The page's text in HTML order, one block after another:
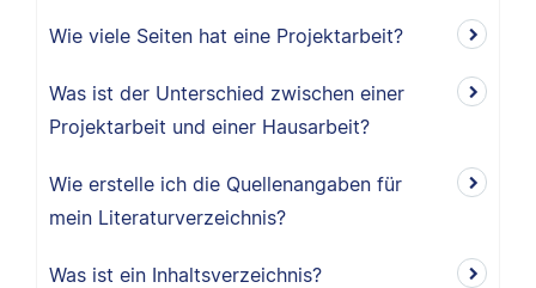
Wie viele Seiten hat eine Projektarbeit?
Was ist der Unterschied zwischen einer
Projektarbeit und einer Hausarbeit?
Wie erstelle ich die Quellenangaben für
mein Literaturverzeichnis?
Was ist ein Inhaltsverzeichnis?